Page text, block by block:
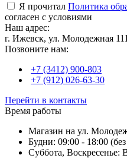
Я прочитал Политика
согласен с условиями
Наш адрес:
г. Ижевск, ул. Молодежная
Позвоните нам:
+7 (3412) 900-803
+7 (912) 026-63-30
Перейти в контакты
Время работы
Магазин на ул.
Будни: 09:00 - 18:00
Суббота, Воскресенье: